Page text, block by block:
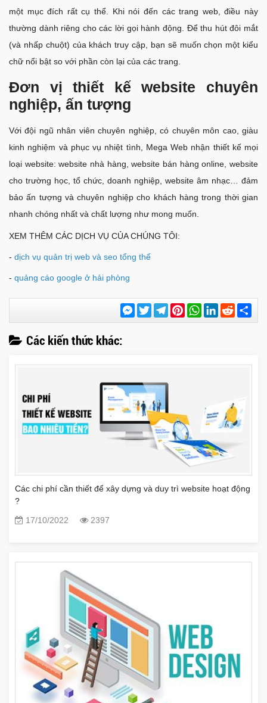
một mục đích rất cụ thể. Khi nói đến các trang web, điều này
thường dành riêng cho các lời gọi hành động. Để thu hút đôi mắt
(và nhấp chuột) của khách truy cập, bạn sẽ muốn chọn một kiểu
chữ nổi bật so với phần còn lại của các trang.
Đơn vị thiết kế website chuyên
nghiệp, ấn tượng
Với đội ngũ nhân viên chuyên nghiệp, có chuyên môn cao, giàu
kinh nghiệm và phục vụ nhiệt tình, Mega Web nhận thiết kế mọi
loại website: website nhà hàng, website bán hàng online, website
cho trường học, tổ chức, doanh nghiệp, website âm nhạc… đảm
bảo ấn tượng và chuyên nghiệp cho khách hàng trong thời gian
nhanh chóng nhất và chất lượng như mong muốn.
XEM THÊM CÁC DỊCH VỤ CỦA CHÚNG TÔI:
- dịch vụ quản trị web và seo tổng thế
- quảng cáo google ở hải phòng
Messenger
TwitterTelegramPinterestWhatsApp
LinkedInReddit
Các kiến thức khác:
Các chi phí cần thiết để xây dựng và duy trì website hoạt động
?
17/10/2022
2397